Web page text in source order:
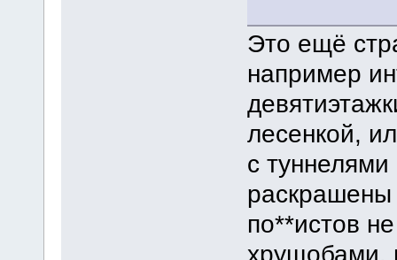
Это ещё
например
лесенкой,
с
по**истов
хрущобами,